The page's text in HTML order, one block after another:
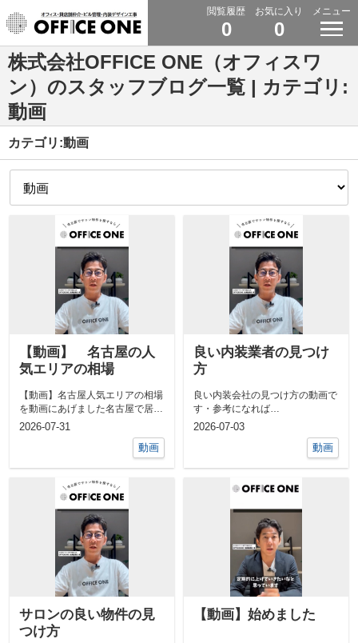
閲覧履歴
0
お気に入り
0
メニュー
株式会社OFFICE ONE（オフィスワ
ン）のスタッフブログ一覧 | カテゴリ:
動画
カテゴリ:動画
【動画】 名古屋の人
気エリアの相場
【動画】名古屋人気エリアの相場
を動画にあげました名古屋で居抜
き物件・事務所・店舗・オフィス
2026-07-31
動画
良い内装業者の見つけ
方
良い内装会社の見つけ方の動画で
す・参考になれば
(^^♪https://www.instagram.c...
2026-07-03
動画
サロンの良い物件の見
つけ方
【動画】始めました